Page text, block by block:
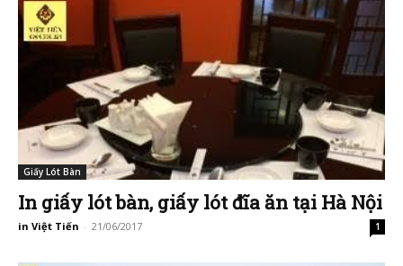
Giấy Lót Bàn
In giấy lót bàn, giấy lót đĩa ăn tại Hà Nội
in Việt Tiến - 21/06/2017 1